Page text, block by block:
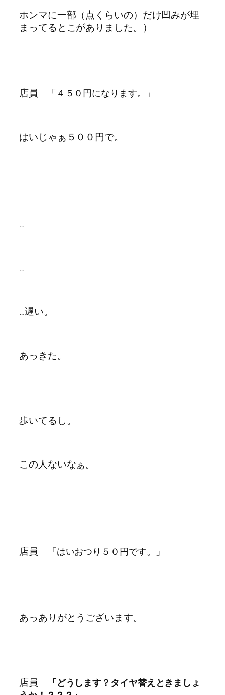
ホンマに一部（点くらいの）だけ凹みが埋
まってるとこがありました。）
店員 「４５０円になります。」
はいじゃぁ５００円で。
…
…
…遅い。
あっきた。
歩いてるし。
この人ないなぁ。
店員 「はいおつり５０円です。」
あっありがとうございます。
店員
「どうします？タイヤ替えときましょ